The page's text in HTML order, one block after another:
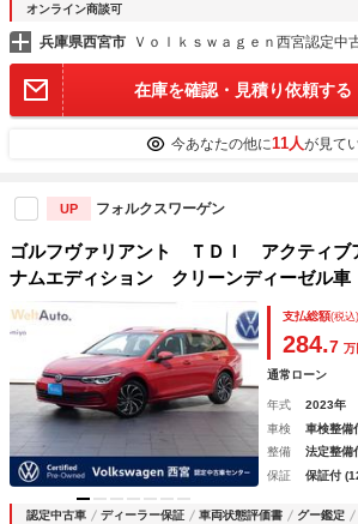
オンライン商談可
兵庫県西宮市 Ｖｏｌｋｓｗａｇｅｎ西宮認定中
在庫を確認・見積り依頼する
今あなたの他に11人が見て
UP フォルクスワーゲン
ゴルフヴァリアント ＴＤＩ アクティ
ナムエディション クリーンディーゼル
年付き 衝突軽減ブレーキ ＩＱライト
ヘッドアップディスプレイ サイドアシ
クアラート シートヒーター ステアリン
支払総額(税込)
284.7 万
通常ローン
年式 2023年
車検
車検整備
整備
法定整備
保証
保証付
認定中古車 ディーラー保証 車両状態評価書 グー鑑定